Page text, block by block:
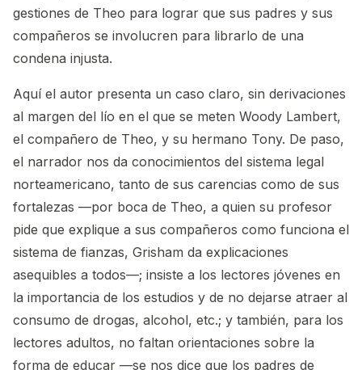
gestiones de Theo para lograr que sus padres y sus
compañeros se involucren para librarlo de una
condena injusta.
Aquí el autor presenta un caso claro, sin derivaciones
al margen del lío en el que se meten Woody Lambert,
el compañero de Theo, y su hermano Tony. De paso,
el narrador nos da conocimientos del sistema legal
norteamericano, tanto de sus carencias como de sus
fortalezas —por boca de Theo, a quien su profesor
pide que explique a sus compañeros como funciona el
sistema de fianzas, Grisham da explicaciones
asequibles a todos—; insiste a los lectores jóvenes en
la importancia de los estudios y de no dejarse atraer al
consumo de drogas, alcohol, etc.; y también, para los
lectores adultos, no faltan orientaciones sobre la
forma de educar —se nos dice que los padres de